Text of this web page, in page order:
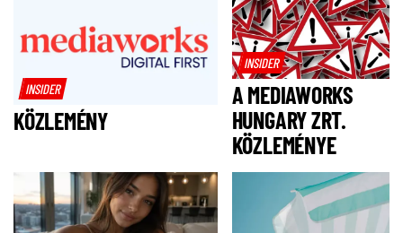
INSIDER
KÖZLEMÉNY
INSIDER
A MEDIAWORKS
HUNGARY ZRT.
KÖZLEMÉNYE